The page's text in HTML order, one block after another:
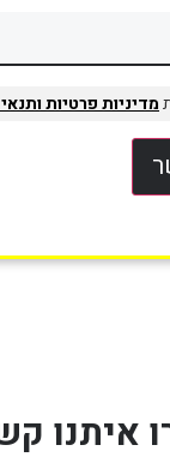
מדיניות פרטיות
איתנו